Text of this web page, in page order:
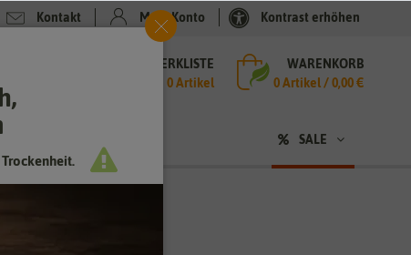
Kontakt Mein Konto Kontrast erhöhen
MERKLISTE
0 Artikel
WARENKORB
0Artikel /0,00 €
SALE